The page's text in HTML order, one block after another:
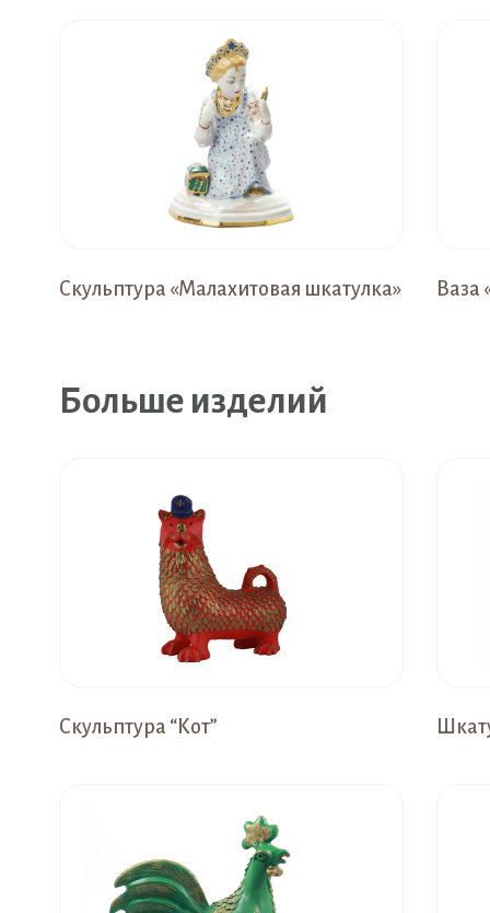
Скульптура «Малахитовая шкатулка» Ваза
Больше изделий
Скульптура “Кот”